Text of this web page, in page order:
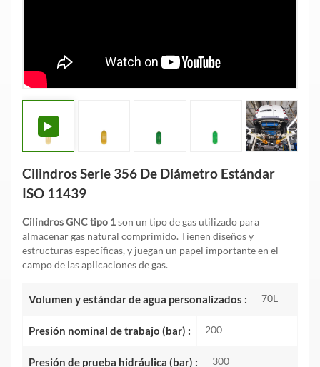
Cilindros Serie 356 De Diámetro Estándar
ISO 11439
Cilindros GNC tipo 1son un tipo de gas utilizado para
almacenar gas natural comprimido. Tienen diseños y
estructuras específicas, y juegan un papel importante en el
campo de las aplicaciones de gas.
Volumen y estándar de agua personalizados : 70L
Presión nominal de trabajo (bar) : 200
Presión de prueba hidráulica (bar) : 300